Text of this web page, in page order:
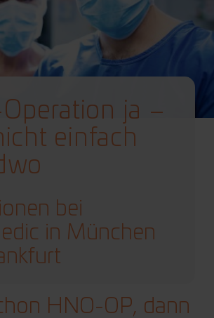
ja –
einfach
bei
in München
HNO-OP, dann